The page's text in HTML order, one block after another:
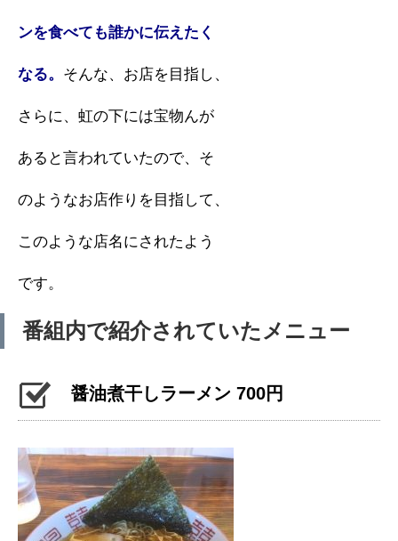
ンを食べても誰かに伝えたく
なる。 そんな、お店を目指し、
さらに、虹の下には宝物んが
あると言われていたので、そ
のようなお店作りを目指して、
このような店名にされたよう
です。
番組内で紹介されていたメニュー
醤油煮干しラーメン 700円